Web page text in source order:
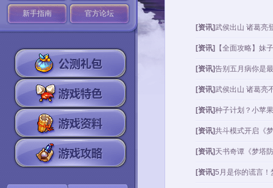
新手指南 官方论坛
[资讯]武侯出山 诸葛亮
[资讯] 【全面攻略】妹
[资讯]告别五月病你是
[资讯]武侯出山 诸葛亮
[资讯]种子计划？小苹
[资讯]共斗模式开启《
[资讯] 天书奇谭《梦塔
[资讯]5月是你的谎言！